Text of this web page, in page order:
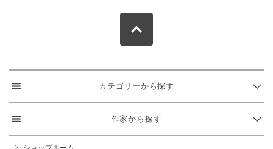
カテゴリーから探す
作家から探す